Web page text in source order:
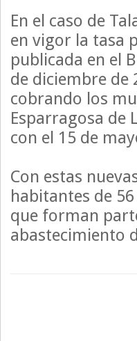
En el caso de
en vigor la tasa
publicada en el
de diciembre de
cobrando los
Esparragosa de
con el 15 de
Con estas
habitantes de
que forman
abastecimiento